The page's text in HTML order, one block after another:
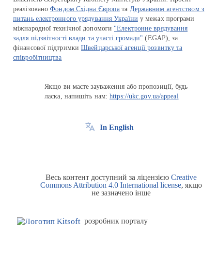
реалізованоФондом Східна Європа та Державним агентством з
питань електронного урядування України у межах програми
міжнародної технічної допомоги "Електронне врядування
задля підзвітності влади та участі громади" (EGAP), за
фінансової підтримкиШвейцарської агенції розвитку та
співробітництва
Якщо ви маєте зауваження або пропозиції, будь
ласка, напишіть нам:https://ukc.gov.ua/appeal
In English
Весь контент доступний за ліцензією Creative
Commons Attribution 4.0 International license, якщо
не зазначено інше
розробник порталу